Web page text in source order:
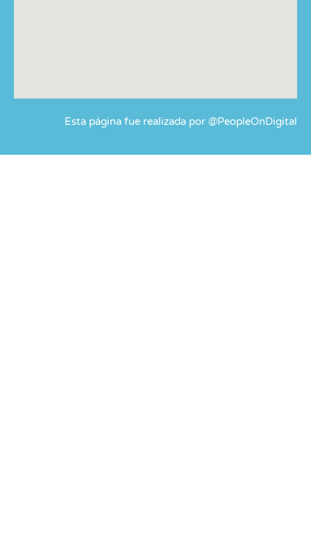
Esta página fue realizada por @PeopleOnDigital